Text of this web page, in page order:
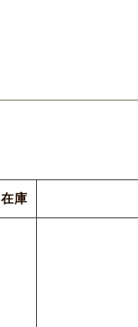
在庫